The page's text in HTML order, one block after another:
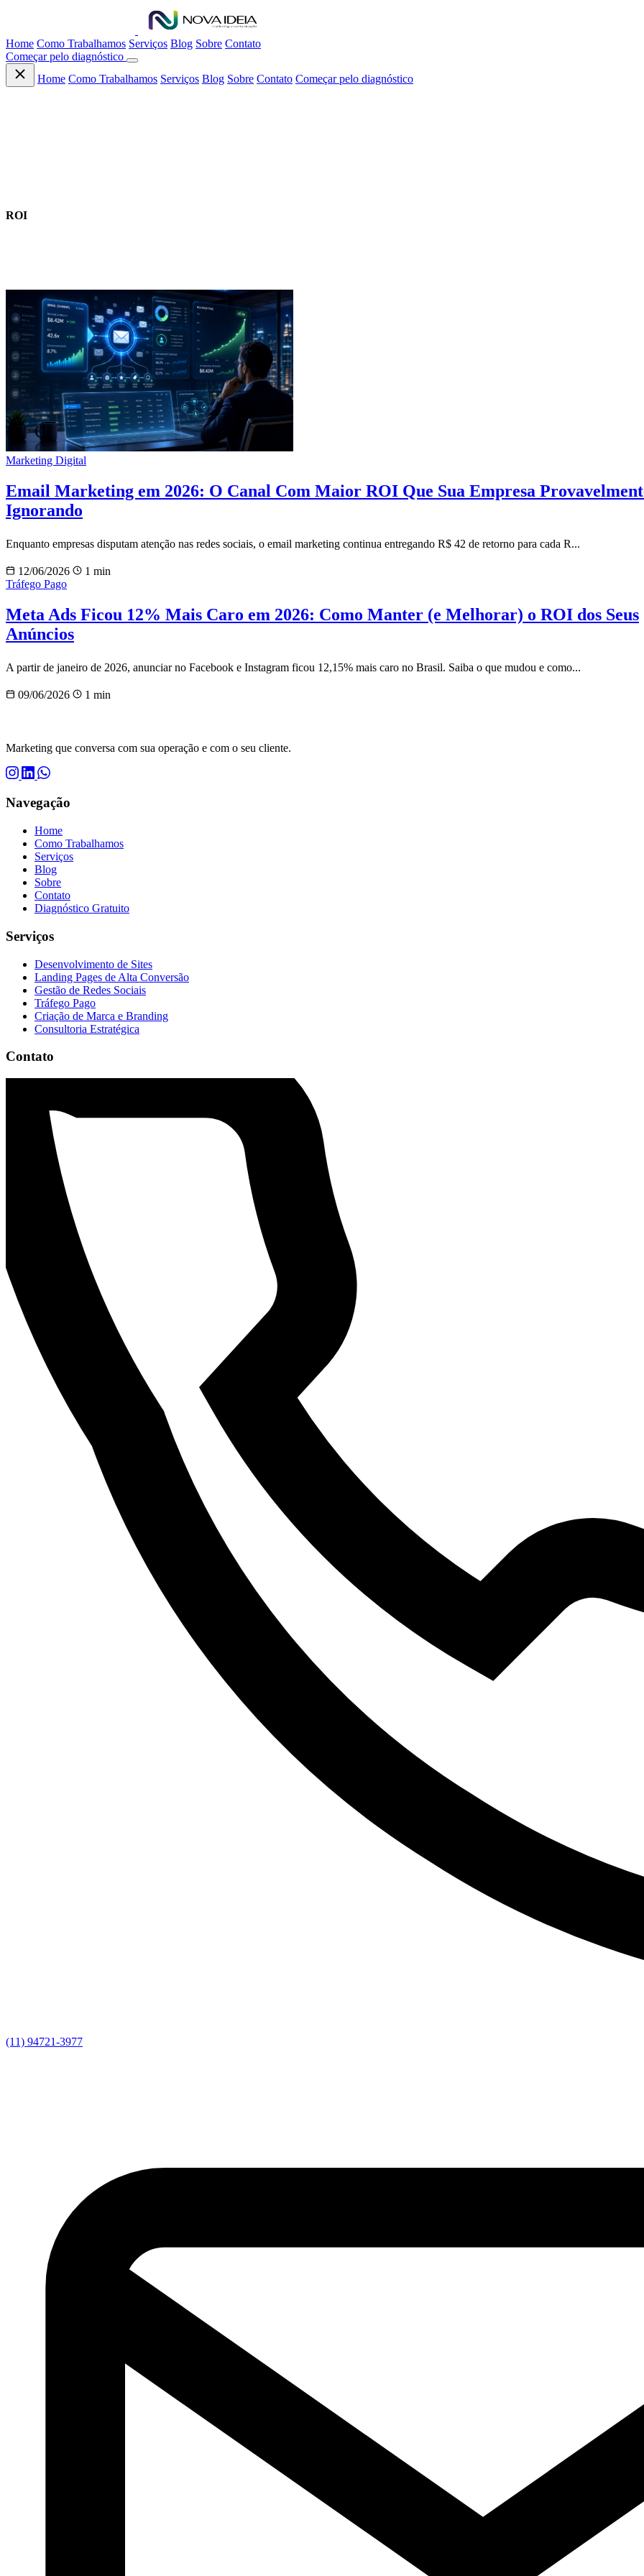
Home Como Trabalhamos Serviços Blog Sobre Contato
Começar pelo diagnóstico
Home Como Trabalhamos Serviços Blog Sobre Contato Começar pelo diagnóstico
ROI
Marketing Digital
Email Marketing em 2026: O Canal Com Maior ROI Que Sua Empresa
Ignorando
Enquanto empresas disputam atenção nas redes sociais, o email marketing continua entregando R$ 42 de retorno para cada R...
12/06/2026
1 min
Tráfego Pago
Meta Ads Ficou 12% Mais Caro em 2026: Como Manter (e Melhorar) o ROI dos Seus
Anúncios
A partir de janeiro de 2026, anunciar no Facebook e Instagram ficou 12,15% mais caro no Brasil. Saiba o que mudou e como...
09/06/2026 1 min
Marketing que conversa com sua operação e com o seu cliente.
Navegação
Home
Como Trabalhamos
Serviços
Blog
Sobre
Contato
Diagnóstico Gratuito
Serviços
Desenvolvimento de Sites
Landing Pages de Alta Conversão
Gestão de Redes Sociais
Tráfego Pago
Criação de Marca e Branding
Consultoria Estratégica
Contato
(11) 94721-3977